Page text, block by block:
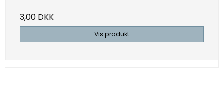
3,00 DKK
Vis produkt